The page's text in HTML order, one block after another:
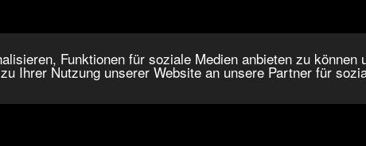
Funktionen für soziale Medien anbieten zu können
Ihrer Nutzung unserer Website an unsere Partner für